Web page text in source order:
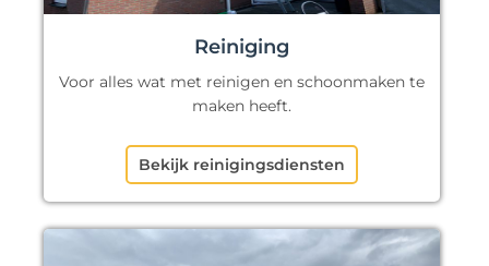
Reiniging
Voor alles wat met reinigen en schoonmaken te
maken heeft.
Bekijk reinigingsdiensten